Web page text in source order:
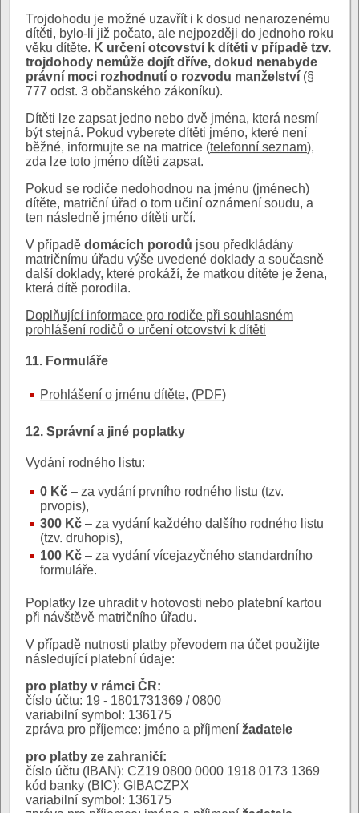
Trojdohodu je možné uzavřít i k dosud nenarozenému
dítěti, bylo-li již počato, ale nejpozději do jednoho roku
věku dítěte. K určení otcovství k dítěti v případě tzv.
trojdohody nemůže dojít dříve, dokud nenabyde
právní moci rozhodnutí o rozvodu manželství (§
777 odst. 3 občanského zákoníku).
Dítěti lze zapsat jedno nebo dvě jména, která nesmí
být stejná. Pokud vyberete dítěti jméno, které není
běžné, informujte se na matrice (telefonní seznam),
zda lze toto jméno dítěti zapsat.
Pokud se rodiče nedohodnou na jménu (jménech)
dítěte, matriční úřad o tom učiní oznámení soudu, a
ten následně jméno dítěti určí.
V případě domácích porodů jsou předkládány
matričnímu úřadu výše uvedené doklady a současně
další doklady, které prokáží, že matkou dítěte je žena,
která dítě porodila.
Doplňující informace pro rodiče při souhlasném
prohlášení rodičů o určení otcovství k dítěti
11. Formuláře
Prohlášení o jménu dítěte, (PDF)
12. Správní a jiné poplatky
Vydání rodného listu:
0 Kč – za vydání prvního rodného listu (tzv.
prvopis),
300 Kč – za vydání každého dalšího rodného listu
(tzv. druhopis),
100 Kč – za vydání vícejazyčného standardního
formuláře.
Poplatky lze uhradit v hotovosti nebo platební kartou
při návštěvě matričního úřadu.
V případě nutnosti platby převodem na účet použijte
následující platební údaje:
pro platby v rámci ČR:
číslo účtu: 19 - 1801731369 / 0800
variabilní symbol: 136175
zpráva pro příjemce: jméno a příjmení žadatele
pro platby ze zahraničí:
číslo účtu (IBAN): CZ19 0800 0000 1918 0173 1369
kód banky (BIC): GIBACZPX
variabilní symbol: 136175